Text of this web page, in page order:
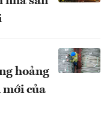
hoảng
mới của